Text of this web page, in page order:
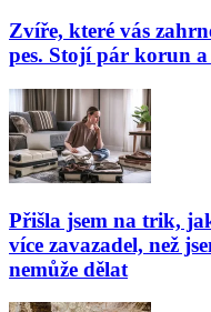
Zvíře, které vás
pes. Stojí pár korun
Přišla jsem na trik,
více zavazadel, než
nemůže dělat